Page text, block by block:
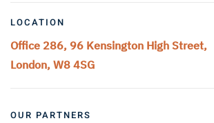
LOCATION
Office 286, 96 Kensington High Street,
London, W8 4SG
OUR PARTNERS